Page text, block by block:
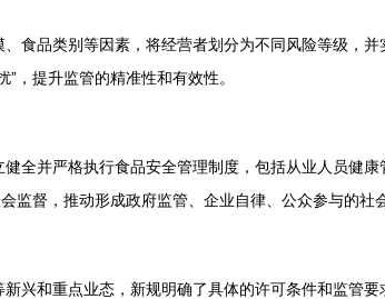
食品类别等因素，将经营者划分为不同风险等级，
，提升监管的精准性和有效性。
全并严格执行食品安全管理制度，包括从业人员健
监督，推动形成政府监管、企业自律、公众参与的社
兴和重点业态，新规明确了具体的许可条件和监管